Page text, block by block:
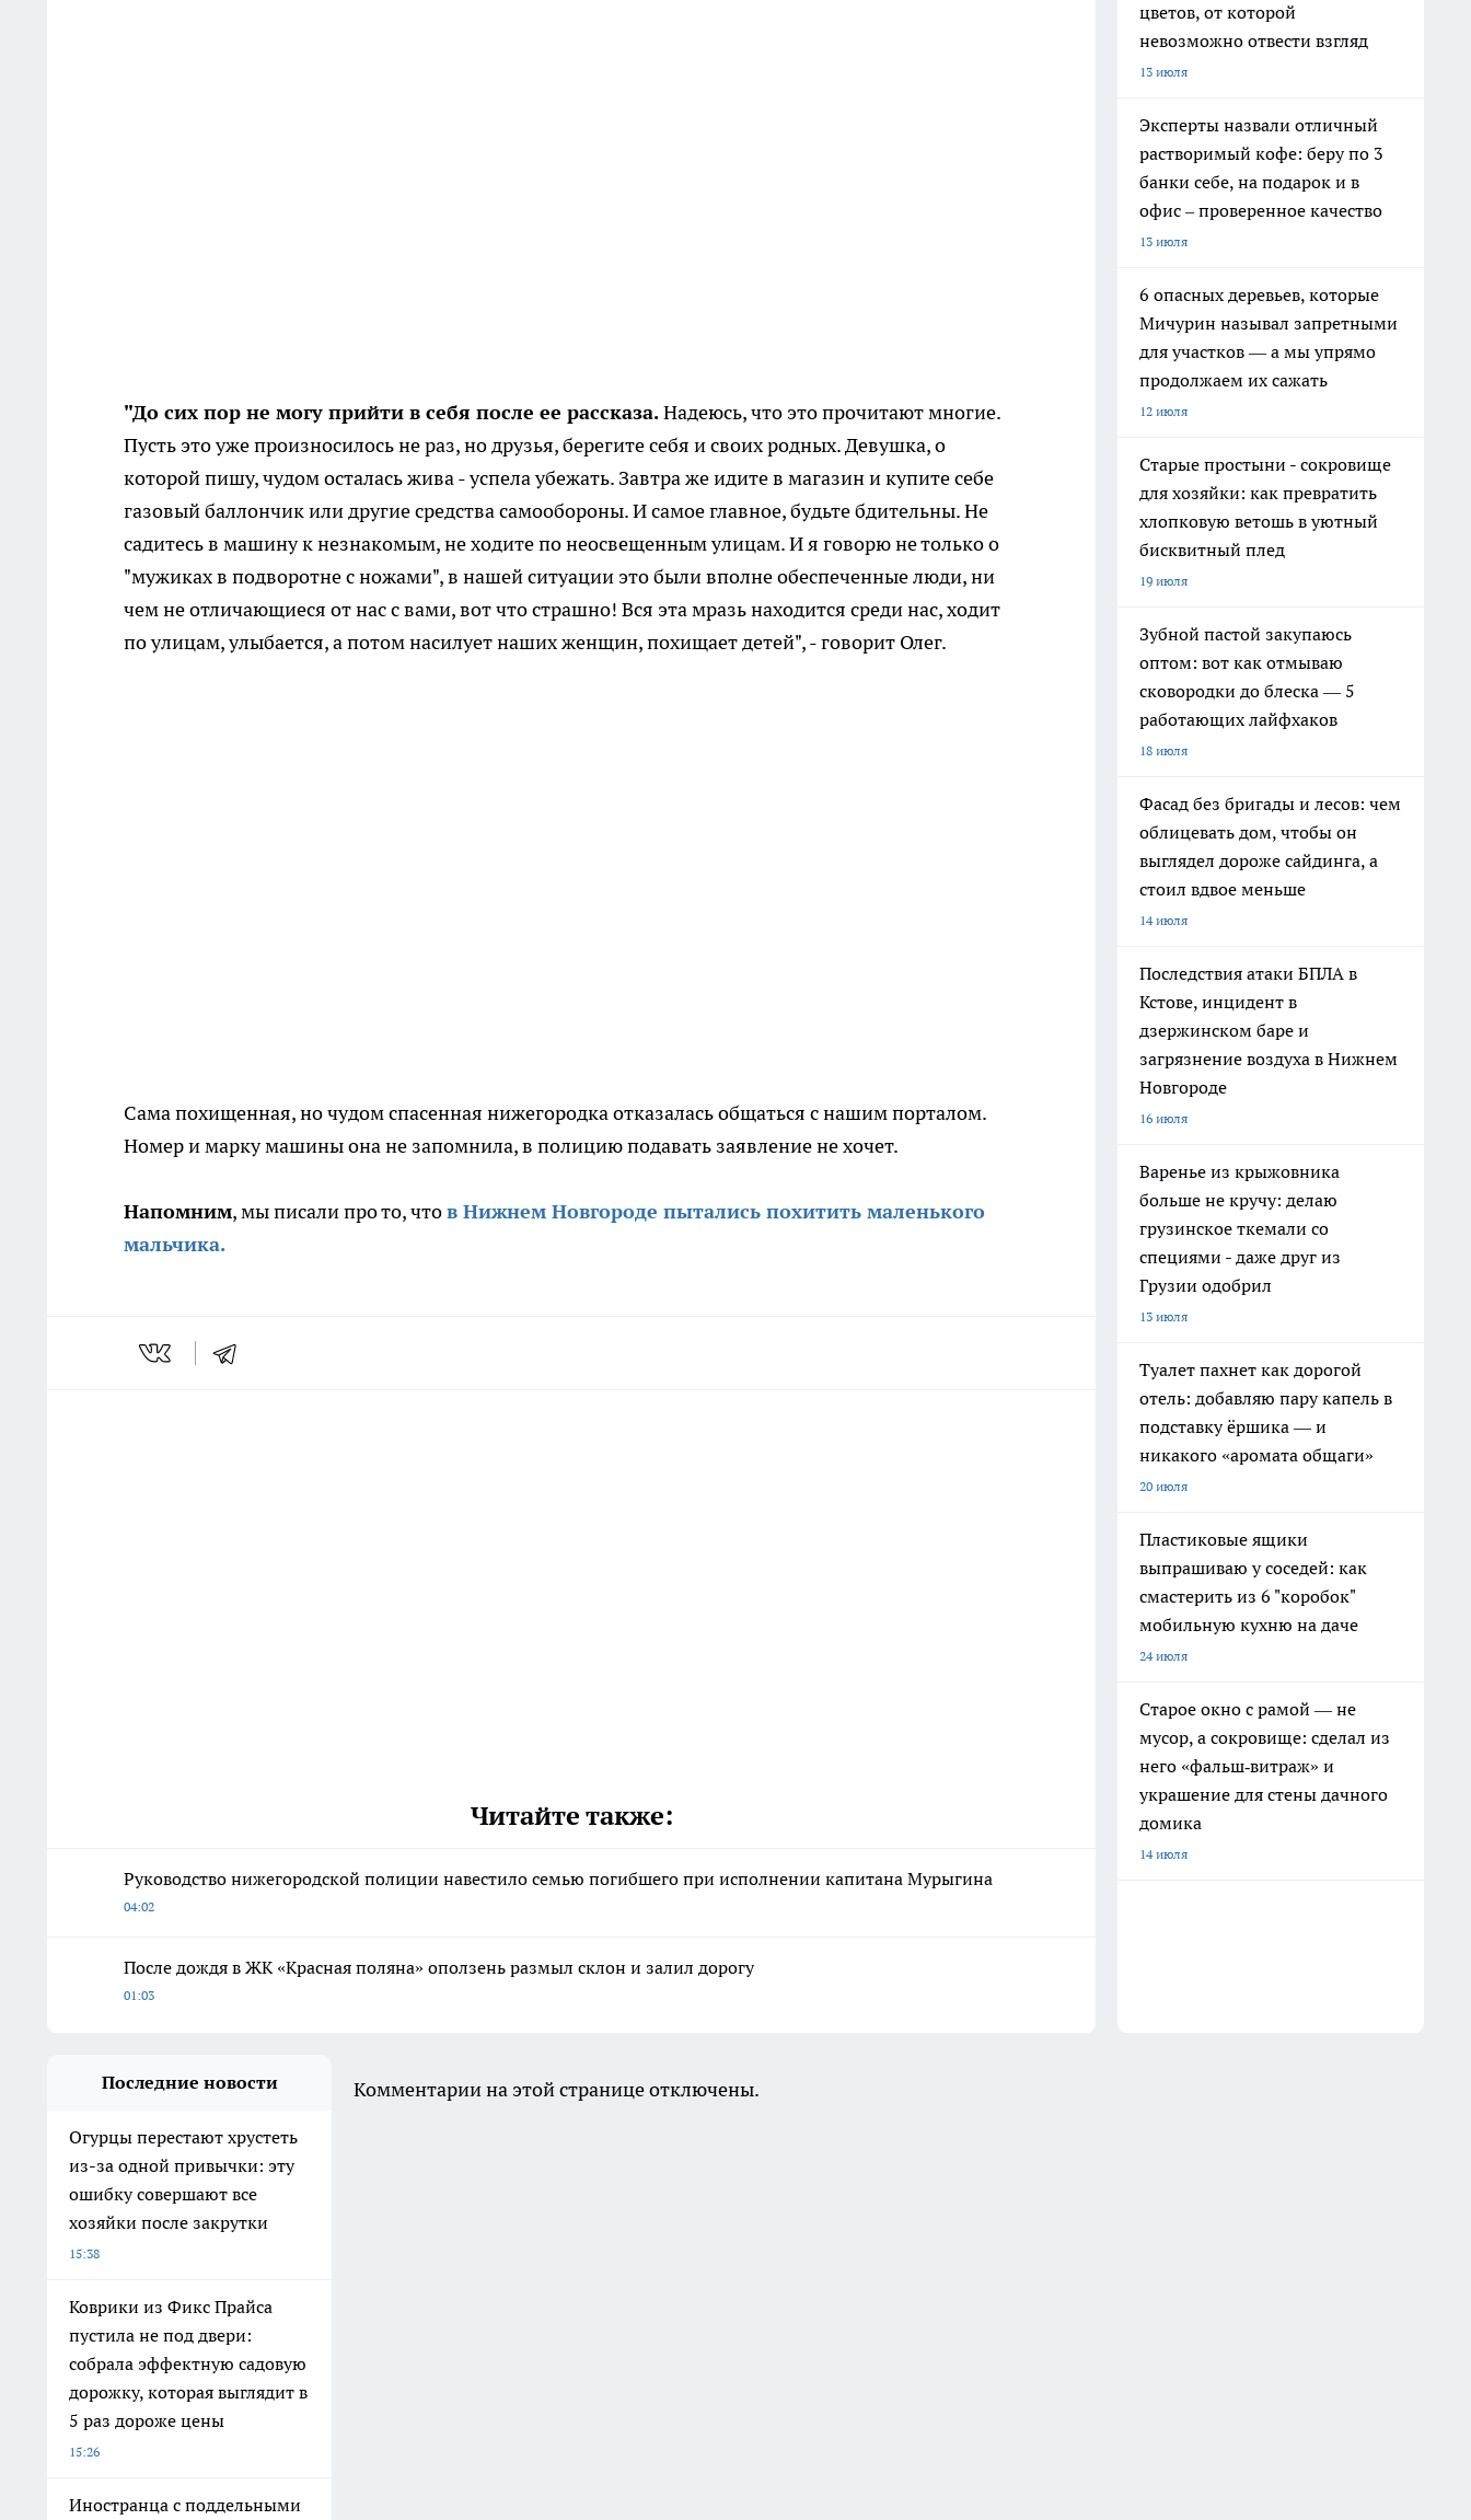
"До сих пор не могу прийти в себя после ее рассказа.Надеюсь, что это прочитают многие.
Пусть это уже произносилось не раз, но друзья, берегите себя и своих родных. Девушка, о
которой пишу, чудом осталась жива - успела убежать. Завтра же идите в магазин и купите себе
газовый баллончик или другие средства самообороны. И самое главное, будьте бдительны. Не
садитесь в машину к незнакомым, не ходите по неосвещенным улицам. И я говорю не только о
"мужиках в подворотне с ножами", в нашей ситуации это были вполне обеспеченные люди, ни
чем не отличающиеся от нас с вами, вот что страшно! Вся эта мразь находится среди нас, ходит
по улицам, улыбается, а потом насилует наших женщин, похищает детей", - говорит Олег.
Сама похищенная, но чудом спасенная нижегородка отказалась общаться с нашим порталом.
Номер и марку машины она не запомнила, в полицию подавать заявление не хочет.
Напомним, мы писали про то, чтов Нижнем Новгороде пытались похитить маленького
мальчика.
Читайте также:
Руководство нижегородской полиции навестило семью погибшего при исполнении капитана Мурыгина
04:02
После дождя в ЖК «Красная поляна» оползень размыл склон и залил дорогу
01:03
цветов, от которой
невозможно отвести взгляд
13 июля
Эксперты назвали отличный
растворимый кофе: беру по 3
банки себе, на подарок и в
офис – проверенное качество
13 июля
6 опасных деревьев, которые
Мичурин называл запретными
для участков — а мы упрямо
продолжаем их сажать
12 июля
Старые простыни - сокровище
для хозяйки: как превратить
хлопковую ветошь в уютный
бисквитный плед
19 июля
Зубной пастой закупаюсь
оптом: вот как отмываю
сковородки до блеска — 5
работающих лайфхаков
18 июля
Фасад без бригады и лесов: чем
облицевать дом, чтобы он
выглядел дороже сайдинга, а
стоил вдвое меньше
14 июля
Последствия атаки БПЛА в
Кстове, инцидент в
дзержинском баре и
загрязнение воздуха в Нижнем
Новгороде
16 июля
Варенье из крыжовника
больше не кручу: делаю
грузинское ткемали со
специями - даже друг из
Грузии одобрил
13 июля
Туалет пахнет как дорогой
отель: добавляю пару капель в
подставку ёршика — и
никакого «аромата общаги»
20 июля
Пластиковые ящики
выпрашиваю у соседей: как
смастерить из 6 "коробок"
мобильную кухню на даче
24 июля
Старое окно с рамой — не
мусор, а сокровище: сделал из
него «фальш‑витраж» и
украшение для стены дачного
домика
14 июля
Последние новости
Огурцы перестают хрустеть
из-за одной привычки: эту
ошибку совершают все
хозяйки после закрутки
15:38
Коврики из Фикс Прайса
пустила не под двери:
собрала эффектную садовую
дорожку, которая выглядит в
5 раз дороже цены
15:26
Иностранца с поддельными
Комментарии на этой странице отключены.